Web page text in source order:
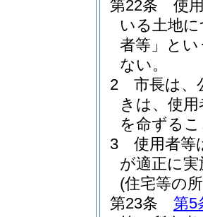
第22条
使
いる土地
者等」とい
ない。
2
市長は、
きは、使
を命ずる
3
使用者等
が適正に
(住宅等の
第23条
第5